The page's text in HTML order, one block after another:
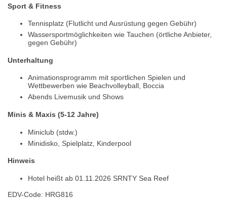
Sport & Fitness
Tennisplatz (Flutlicht und Ausrüstung gegen Gebühr)
Wassersportmöglichkeiten wie Tauchen (örtliche Anbieter,
gegen Gebühr)
Unterhaltung
Animationsprogramm mit sportlichen Spielen und
Wettbewerben wie Beachvolleyball, Boccia
Abends Livemusik und Shows
Minis & Maxis (5-12 Jahre)
Miniclub (stdw.)
Minidisko, Spielplatz, Kinderpool
Hinweis
Hotel heißt ab 01.11.2026 SRNTY Sea Reef
EDV-Code: HRG816